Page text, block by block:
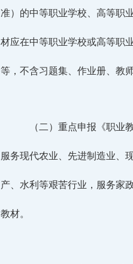
准）的中等职业学校、高等职
材应在中等职业学校或高等职
等，不含习题集、作业册、教
（二）重点申报《职业
服务现代农业、先进制造业、
产、水利等艰苦行业，服务家
教材。